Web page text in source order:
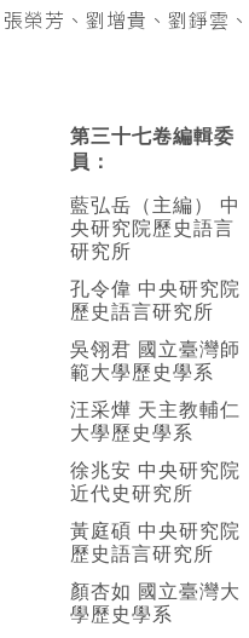
榮芳、劉增貴、劉錚雲
第三十七卷編輯委
員：
藍弘岳（主編） 中
央研究院歷史語言
研究所
孔令偉 中央研究院
歷史語言研究所
吳翎君 國立臺灣師
範大學歷史學系
汪采燁 天主教輔仁
大學歷史學系
徐兆安 中央研究院
近代史研究所
黃庭碩 中央研究院
歷史語言研究所
顏杏如 國立臺灣大
學歷史學系